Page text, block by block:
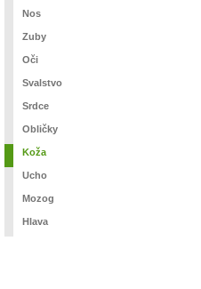
Nos
Zuby
Oči
Svalstvo
Srdce
Obličky
Koža
Ucho
Mozog
Hlava